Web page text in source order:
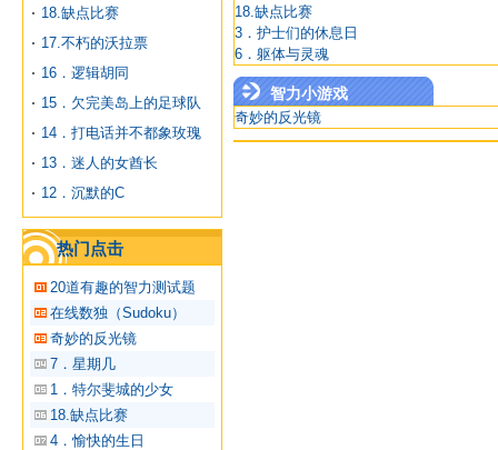
18.缺点比赛
17.不朽的沃拉票
16．逻辑胡同
15．欠完美岛上的足球队
14．打电话并不都象玫瑰
13．迷人的女酋长
12．沉默的C
热门点击
20道有趣的智力测试题
在线数独（Sudoku）
奇妙的反光镜
7．星期几
1．特尔斐城的少女
18.缺点比赛
4．愉快的生日
18.缺点比赛
3．护士们的休息日
6．躯体与灵魂
智力小游戏
奇妙的反光镜